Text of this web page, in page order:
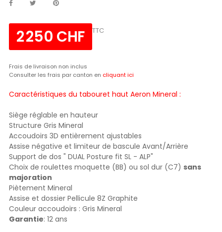
2 250 CHF TTC
Frais de livraison non inclus
Consulter les frais par canton en cliquant ici
Caractéristiques du tabouret haut Aeron Mineral :
Siège réglable en hauteur
Structure Gris Mineral
Accoudoirs 3D entièrement ajustables
Assise négative et limiteur de bascule Avant/Arrière
Support de dos " DUAL Posture fit SL - ALP"
Choix de roulettes moquette (BB) ou sol dur (C7) sans
majoration
Piètement Mineral
Assise et dossier Pellicule 8Z Graphite
Couleur accoudoirs : Gris Mineral
Garantie: 12 ans